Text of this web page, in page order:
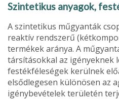
Szintetikus anyagok,
A szintetikus műgyanták
reaktív rendszerű
termékek aránya. A
társításokkal az igényeknek
festékféleségek kerülnek
elsődlegesen különösen az
igénybevételek területén